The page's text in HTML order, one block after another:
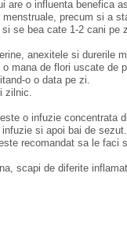
are o influenta benefica
precum si a
se bea cate 1-2 cani pe
anexitele si durerile
mana de flori uscate
o o data pe zi.
zilnic.
o infuzie
si apoi bai de sezut.
recomandat sa le
scapi de diferite